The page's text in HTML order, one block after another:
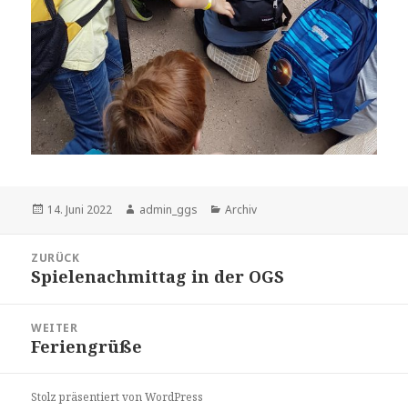
Veröffentlicht
14. Juni 2022 Autor
admin_ggs Kategorien
Archiv
ZURÜCK
Vorheriger
Spielenachmittag in der OGS
WEITER
Nächster
Feriengrüße
Stolz präsentiert von WordPress